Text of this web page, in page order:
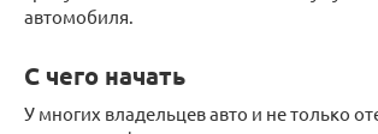
автомобиля.
С чего начать
У многих владельцев авто и не только